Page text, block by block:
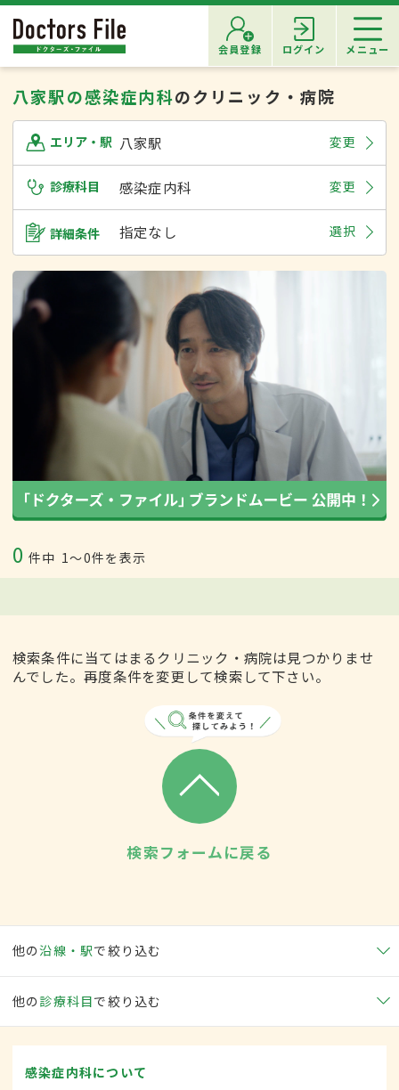
会員登録 ログイン メニュー
八家駅の感染症内科のクリニック・病院
エリア・駅 八家駅 変更
診療科目 感染症内科 変更
詳細条件 指定なし 選択
0 件中 1〜0件を表示
検索条件に当てはまるクリニック・病院は見つかりませ
んでした。再度条件を変更して検索して下さい。
検索フォームに戻る
他の沿線・駅で絞り込む
他の 診療科目で絞り込む
感染症内科について